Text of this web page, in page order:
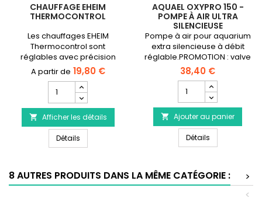
CHAUFFAGE EHEIM
THERMOCONTROL
Les chauffages EHEIM
Thermocontrol sont
réglables avec précision
de 18° à 34°C de votre
aquarium eau douce ou
eau de mer.✓ Disponible en
puissance de 25 watts à
300 watts.
19,80 €
quantité
du
produit
Chauffage
EHEIM
Thermocontrol
 Afficher les détails
DétailsChauffage EHEIM Thermocontrol
AQUAEL OXYPRO 150 -
POMPE À AIR ULTRA
SILENCIEUSE
Pompe à air pour aquarium
extra silencieuse à débit
réglable.PROMOTION : valve
anti-retour offerte !
38,40 €
quantité
du
produit
AQUAEL
Oxypro
150
Pompe
à
 Ajouter au panier
DétailsAQUAEL
8 AUTRES PRODUITS DANS LA MÊME CATÉGORIE :
>
<